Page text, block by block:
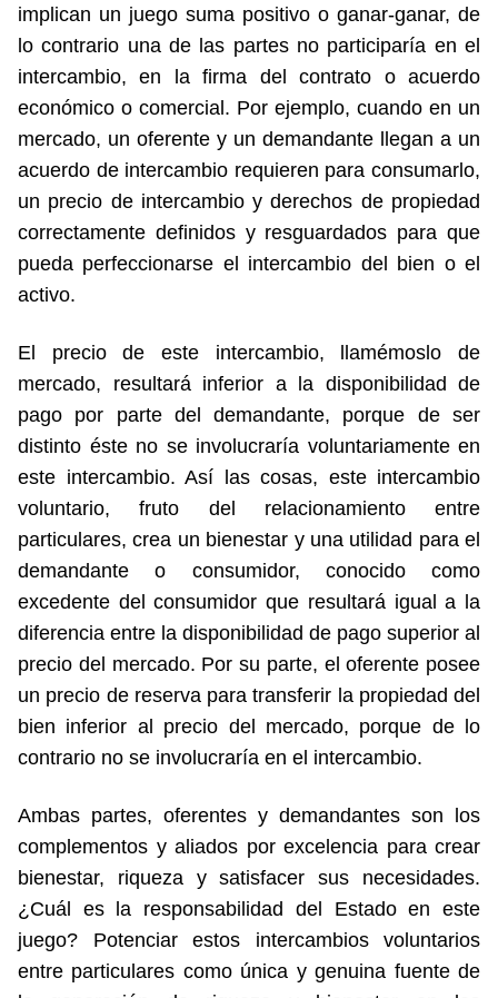
implican un juego suma positivo o ganar-ganar, de
lo contrario una de las partes no participaría en el
intercambio, en la firma del contrato o acuerdo
económico o comercial. Por ejemplo, cuando en un
mercado, un oferente y un demandante llegan a un
acuerdo de intercambio requieren para consumarlo,
un precio de intercambio y derechos de propiedad
correctamente definidos y resguardados para que
pueda perfeccionarse el intercambio del bien o el
activo.
El precio de este intercambio, llamémoslo de
mercado, resultará inferior a la disponibilidad de
pago por parte del demandante, porque de ser
distinto éste no se involucraría voluntariamente en
este intercambio. Así las cosas, este intercambio
voluntario, fruto del relacionamiento entre
particulares, crea un bienestar y una utilidad para el
demandante o consumidor, conocido como
excedente del consumidor que resultará igual a la
diferencia entre la disponibilidad de pago superior al
precio del mercado. Por su parte, el oferente posee
un precio de reserva para transferir la propiedad del
bien inferior al precio del mercado, porque de lo
contrario no se involucraría en el intercambio.
Ambas partes, oferentes y demandantes son los
complementos y aliados por excelencia para crear
bienestar, riqueza y satisfacer sus necesidades.
¿Cuál es la responsabilidad del Estado en este
juego? Potenciar estos intercambios voluntarios
entre particulares como única y genuina fuente de